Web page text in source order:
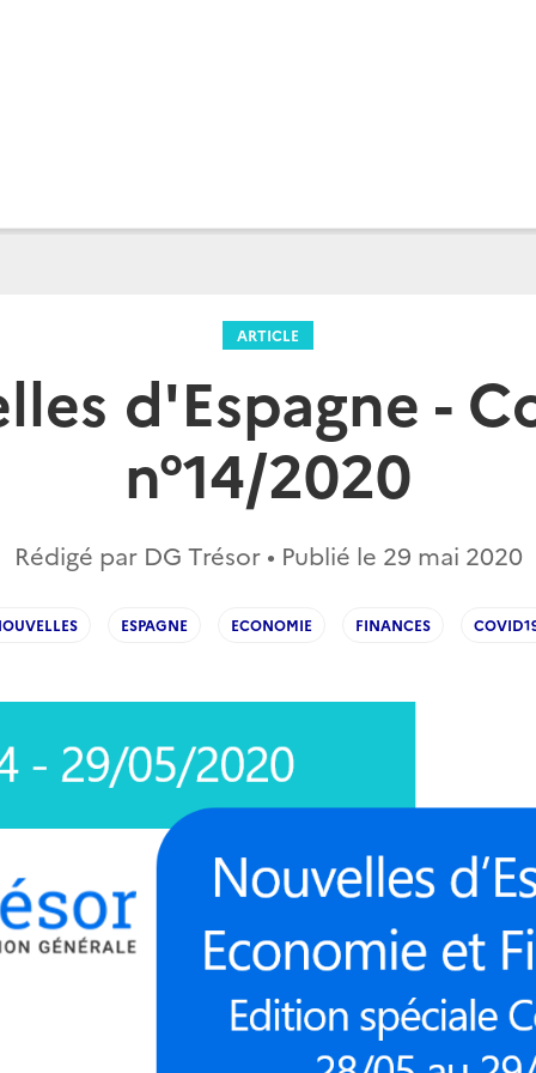
ARTICLE
d'Espagne -
n°14/2020
Rédigé par DG Trésor • Publié le 29 mai 2020
ESPAGNE ECONOMIE FINANCES